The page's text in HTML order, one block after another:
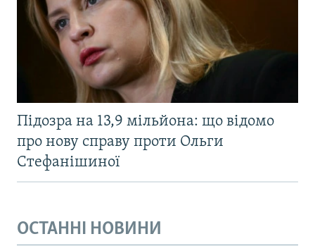
Підозра на 13,9 мільйона: що відомо
про нову справу проти Ольги
Стефанішиної
ОСТАННІ НОВИНИ